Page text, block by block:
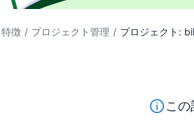
特徴 / プロジェクト管理 / プロジェクト:
このテ
この